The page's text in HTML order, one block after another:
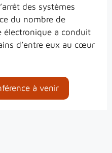
des systèmes
du nombre de
électronique a conduit
d’entre eux au cœur
à venir